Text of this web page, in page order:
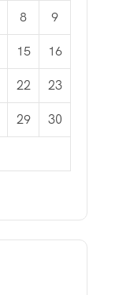
8 9
15 16
22 23
29 30